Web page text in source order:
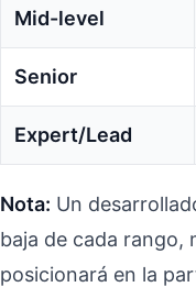
Mid-level
Senior
Expert/Lead
Nota: Un
baja de cada rango,
posicionará en la